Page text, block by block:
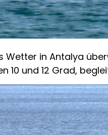
in Antalya
10 und 12 Grad,